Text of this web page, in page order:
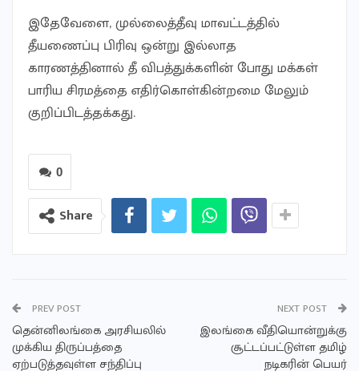
இதேவேளை, முல்லைத்தீவு மாவட்டத்தில்
தீயணைப்பு பிரிவு ஒன்று இல்லாத
காரணத்தினால் தீ விபத்துக்களின் போது மக்கள்
பாரிய சிரமத்தை எதிர்கொள்கின்றமை மேலும்
குறிப்பிடத்தக்கது.
0
Share
PREV POST
தென்னிலங்கை அரசியலில்
முக்கிய திருப்பத்தை
ஏற்படுத்தவுள்ள சந்திப்பு
NEXT POST
இலங்கை வீதியொன்றுக்கு
சூட்டப்பட்டுள்ள தமிழ்
நடிகரின் பெயர்